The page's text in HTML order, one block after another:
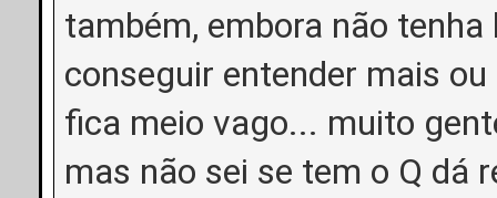
também, embora não
conseguir entender mais
fica meio vago... muito
mas não sei se tem o Q dá